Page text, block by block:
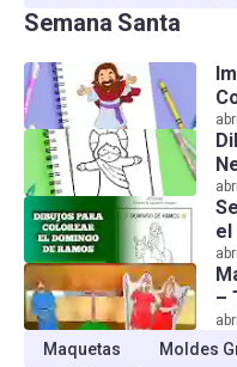
Semana Santa
el
–
Maquetas Moldes